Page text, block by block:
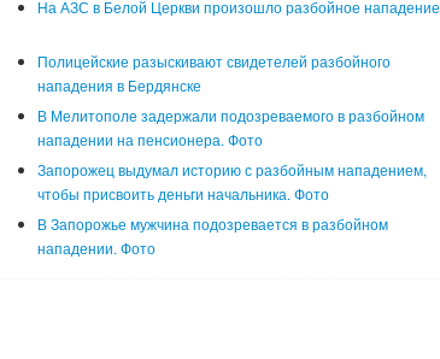
На АЗС в Белой Церкви произошло разбойное нападение
Полицейские разыскивают свидетелей разбойного
нападения в Бердянске
В Мелитополе задержали подозреваемого в разбойном
нападении на пенсионера. Фото
Запорожец выдумал историю с разбойным нападением,
чтобы присвоить деньги начальника. Фото
В Запорожье мужчина подозревается в разбойном
нападении. Фото